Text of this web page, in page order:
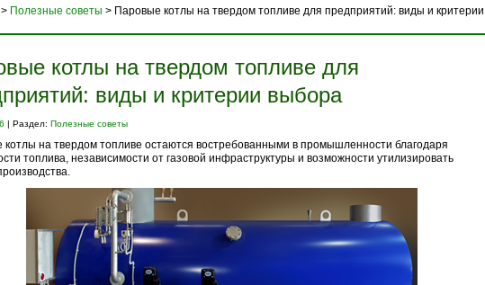
> Полезные советы > Паровые котлы на твердом топливе для предприятий: виды и критерии
котлы на твердом топливе для
виды и критерии выбора
| Раздел: Полезные советы
котлы на твердом топливе остаются востребованными в промышленности благодаря
топлива, независимости от газовой инфраструктуры и возможности утилизировать